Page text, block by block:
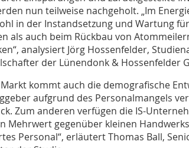
nun teilweise nachgeholt. „Im
in der Instandsetzung und Wartung
als auch beim Rückbau von
analysiert Jörg Hossenfelder,
der Lünendonk & Hossenfelder
kommt auch die demografische
aufgrund des Personalmangels
Zum anderen verfügen die IS-
Mehrwert gegenüber kleinen
Personal“, erläutert Thomas Ball,